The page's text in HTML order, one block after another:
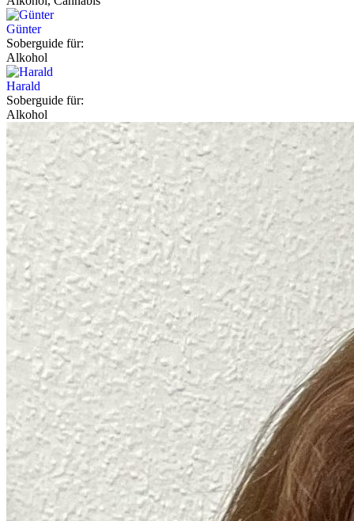
Günter
Soberguide für:
Alkohol
Harald
Soberguide für:
Alkohol